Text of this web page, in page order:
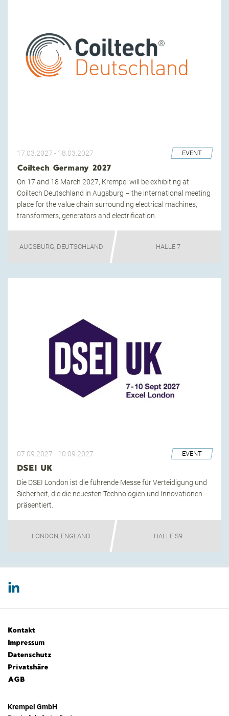
17.03.2027 - 18.03.2027 EVENT
Coiltech Germany 2027
On 17 and 18 March 2027, Krempel will be exhibiting at
Coiltech Deutschland in Augsburg – the international meeting
place for the value chain surrounding electrical machines,
transformers, generators and electrification.
AUGSBURG, DEUTSCHLAND HALLE 7
07.09.2027 - 10.09.2027 EVENT
DSEI UK
Die DSEI London ist die führende Messe für Verteidigung und
Sicherheit, die die neuesten Technologien und Innovationen
präsentiert.
LONDON, ENGLAND HALLE S9
Kontakt
Impressum
Datenschutz
Privatshäre
AGB
Krempel GmbH